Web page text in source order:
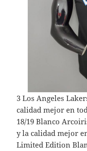
3 Los Angeles
calidad mejor en
18/19 Blanco
y la calidad mejor
Limited Edition